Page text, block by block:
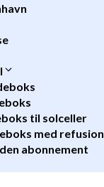
til solceller
med refusion
abonnement